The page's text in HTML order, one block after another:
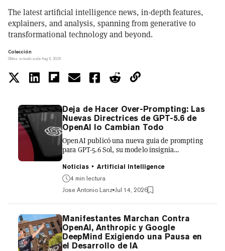
The latest artificial intelligence news, in-depth features,
explainers, and analysis, spanning from generative to
transformational technology and beyond.
Colección
Última actualización Aug 6, 2026
Deja de Hacer Over-Prompting: Las
Nuevas Directrices de GPT-5.6 de
OpenAI lo Cambian Todo
OpenAI publicó una nueva guía de prompting
para GPT-5.6 Sol, su modelo insignia
le parecerá equivocado a cualquiera que haya
pasado el último año escribiendo prompts de
sistema de varias páginas: deja de escribir
tanto. La idea central es el prompting
orientado al resultado. Define cómo se ve un
buen resultado, establece las condiciones de
parada y quítate del camino. Las instrucciones
detalladas de cómo hacer las cosas, las reglas
de estilo repetida...
Noticias
Artificial Intelligence
4 min lectura
Jose Antonio Lanz Jul 14, 2026
Manifestantes Marchan Contra
OpenAI, Anthropic y Google
DeepMind Exigiendo una Pausa en
el Desarrollo de IA